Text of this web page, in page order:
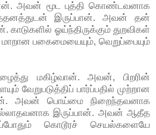
அவன் மூட புத்தி கொண்டவனாக
இருப்பான். அவன் தன்
காடுகளில் ஓய்ந்திருக்கும் துறவிகள்
பகைமையையும், வெறுப்பையும்
மகிழ்வான். அவன், பிறரின்
வேறுபடுத்திப் பார்ப்பதில் முற்றான
அவன் பொய்மை நிறைந்தவனாக
இருப்பான். அவன் ஆதீத
கொடூரச் செயல்களையே